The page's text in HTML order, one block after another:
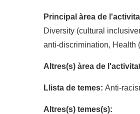
Principal àrea de
Diversity (cultural
anti-discrimination, Health
Altres(s) àrea de
Llista de temes: Anti-
Altres(s) temes(s):